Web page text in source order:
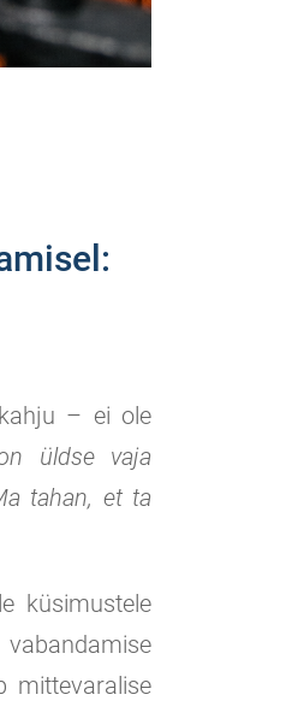
– ei ole
üldse vaja
tahan, et ta
küsimustele
mittevaralise